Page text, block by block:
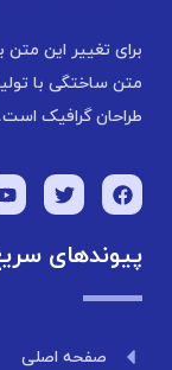
برای تغییر این
متن ساختگی با
طراحان گرافیک است.
پیوندهای سریع
صفحه اصلی